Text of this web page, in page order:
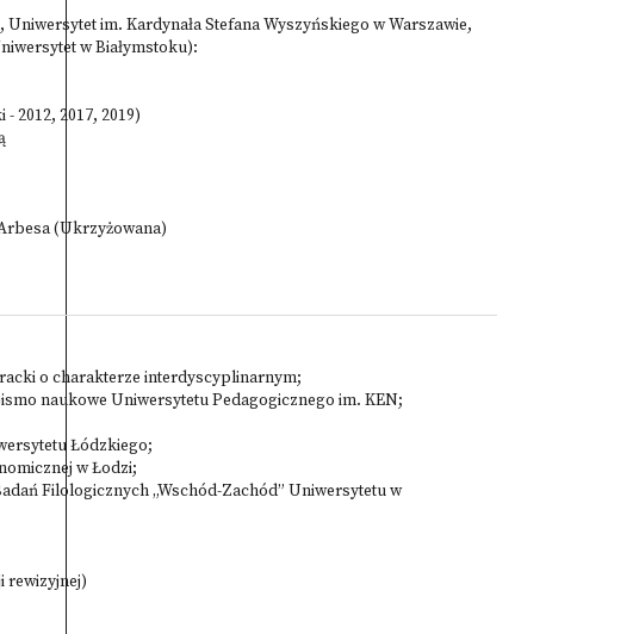
im. Kardynała Stefana Wyszyńskiego w Warszawie,
w Białymstoku):
2012, 2017, 2019)
(Ukrzyżowana)
o charakterze interdyscyplinarnym;
naukowe Uniwersytetu Pedagogicznego im. KEN;
Łódzkiego;
w Łodzi;
Filologicznych „Wschód-Zachód” Uniwersytetu w
rewizyjnej)